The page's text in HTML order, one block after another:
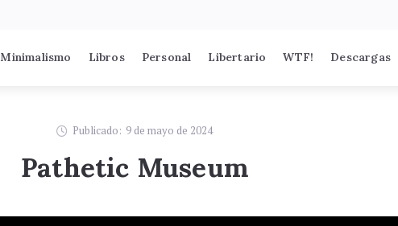
Minimalismo Libros Personal Libertario WTF! Descargas
Publicado: 9 de mayo de 2024
Pathetic Museum